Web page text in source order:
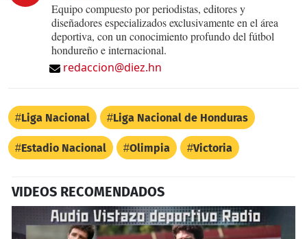
Equipo compuesto por periodistas, editores y
diseñadores especializados exclusivamente en el área
deportiva, con un conocimiento profundo del fútbol
hondureño e internacional.
redaccion@diez.hn
Liga Nacional Liga Nacional de Honduras
Estadio Nacional Olimpia Victoria
VIDEOS RECOMENDADOS